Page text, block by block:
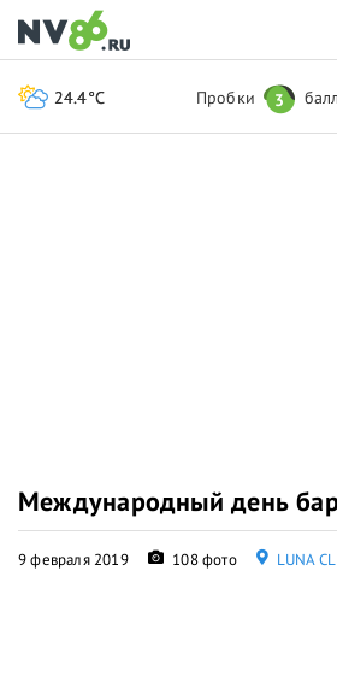
Международный день
9 февраля 2019 108 фото LUNA
24.4°C Пробки 3